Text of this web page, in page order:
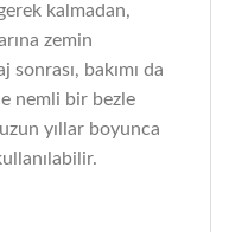
kalmadan,
zemin
bakımı da
nemli bir bezle
yıllar boyunca